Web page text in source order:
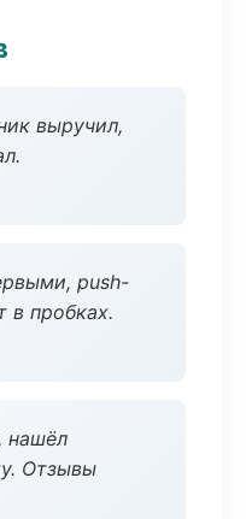
выручил,
push-
в пробках.
нашёл
Отзывы